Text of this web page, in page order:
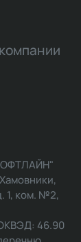
1, ком. №2,
46.90